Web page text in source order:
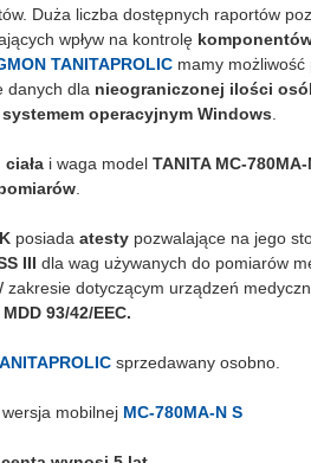
Duża liczba dostępnych raportów
wpływ na kontrolę
TANITAPROLIC mamy możliwość
danych dla nieograniczonej ilości
systemem operacyjnym Windows
i waga model TANITA MC-
posiada atesty pozwalające na jego
III dla wag używanych do pomiarów
zakresie dotyczącym urządzeń
93/42/EEC.
sprzedawany osobno.
mobilnej MC-780MA-N S